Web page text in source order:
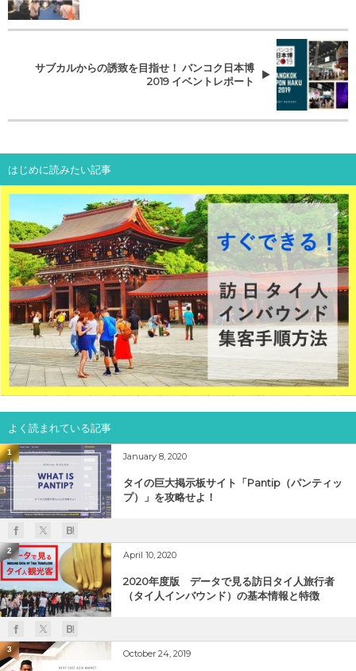
サブカルからの誘致を目指せ！ バンコク日本博
2019 イベントレポート
はじめに読みたい記事
よく読まれている記事
1 January 8, 2020
タイの巨大掲示板サイト「Pantip（パンティッ
プ）」を攻略せよ！
2 April 10, 2020
2020年度版 データで見る訪日タイ人旅行者
（タイ人インバウンド）の基本情報と特徴
3 October 24, 2019